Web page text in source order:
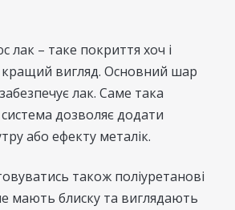
лак – таке покриття хоч і
вигляд. Основний шар
лак. Саме така
дозволяє додати
або ефекту металік.
також поліуретанові
мають блиску та виглядають